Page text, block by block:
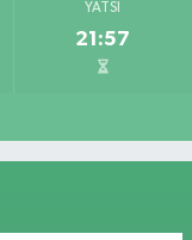
YATSI
21:57